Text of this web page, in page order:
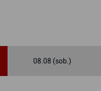
08.08 (sob.)